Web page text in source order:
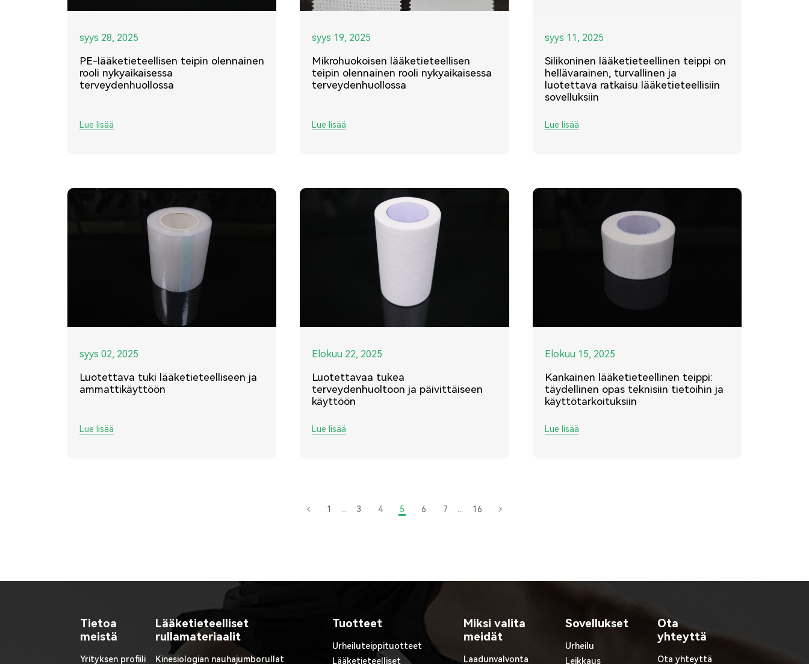
syys 28, 2025
PE-lääketieteellisen teipin olennainen
rooli nykyaikaisessa
terveydenhuollossa
Lue lisää
syys 19, 2025
Mikrohuokoisen lääketieteellisen
teipin olennainen rooli nykyaikaisessa
terveydenhuollossa
Lue lisää
syys 11, 2025
Silikoninen lääketieteellinen teippi on
hellävarainen, turvallinen ja
luotettava ratkaisu lääketieteellisiin
sovelluksiin
Lue lisää
syys 02, 2025
Luotettava tuki lääketieteelliseen ja
ammattikäyttöön
Lue lisää
Elokuu 22, 2025
Luotettavaa tukea
terveydenhuoltoon ja päivittäiseen
käyttöön
Lue lisää
Elokuu 15, 2025
Kankainen lääketieteellinen teippi:
täydellinen opas teknisiin tietoihin ja
käyttötarkoituksiin
Lue lisää
1 ... 3 4 5 6 7 ... 16
Tietoa
meistä
Yrityksen profiili
Lääketieteelliset
rullamateriaalit
Kinesiologian nauhajumborullat
Tuotteet
Urheiluteippituotteet
Lääketieteelliset
Miksi valita
meidät
Laadunvalvonta
Sovellukset
Urheilu
Leikkaus
Ota
yhteyttä
Ota yhteyttä